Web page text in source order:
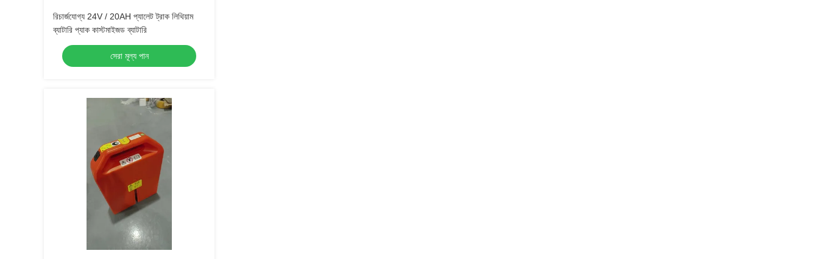
রিচার্জযোগ্য 24V / 20AH প্যালেট ট্রাক লিথিয়াম
ব্যাটারি প্যাক কাস্টমাইজড ব্যাটারি
সেরা মূল্য পান